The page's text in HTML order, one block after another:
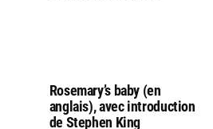
Rosemary’s baby (en
anglais), avec introduction
de Stephen King